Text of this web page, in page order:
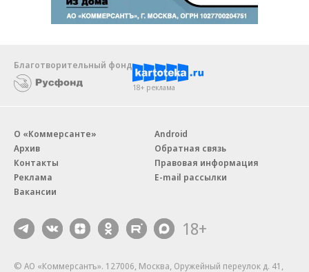
Благотворительный фонд
18+ реклама
О «Коммерсанте»
Архив
Контакты
Реклама
Вакансии
Android
Обратная связь
Правовая информация
E-mail рассылки
18+
© АО «Коммерсантъ». 127006, Москва, Оружейный переулок д. 41,